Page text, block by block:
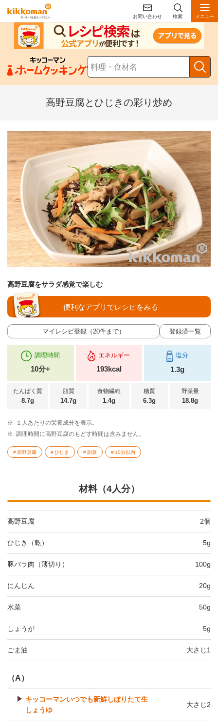
お問い合わせ 検索 メニュー
高野豆腐とひじきの彩り炒め
高野豆腐をサラダ感覚で楽しむ
マイレシピ登録（20件まで） 登録済一覧
便利なアプリでレシピをみる
調理時間
10分+
エネルギー
193kcal
塩分
1.3g
たんぱく質
8.7g
脂質
14.7g
食物繊維
1.4g
糖質
6.3g
野菜量
18.8g
※
１人あたりの栄養成分を表示。
※ 調理時間に高野豆腐のもどす時間は含みません。
高野豆腐 ひじき 副菜 10分以内
材料（4人分）
高野豆腐 2個
ひじき（乾） 5g
豚バラ肉（薄切り） 100g
にんじん 20g
水菜 50g
しょうが 5g
ごま油 大さじ1
（A）
キッコーマンいつでも新鮮しぼりたて生
しょうゆ
大さじ2